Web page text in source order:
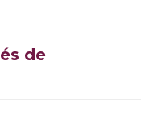
de